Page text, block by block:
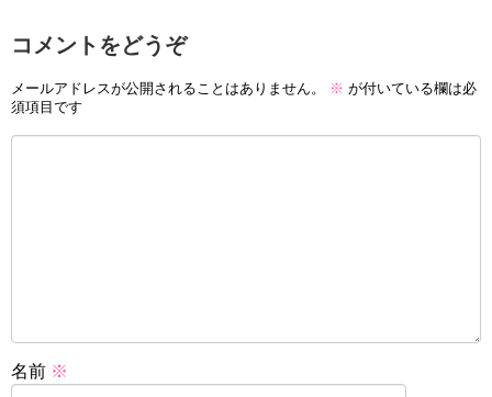
コメントをどうぞ
メールアドレスが公開されることはありません。 ※ が付いている欄は必
須項目です
名前 ※